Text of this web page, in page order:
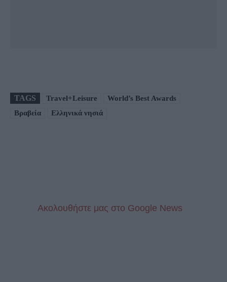
TAGS Travel+Leisure
World’s Best Awards
Βραβεία
Ελληνικά νησιά
Aκολουθήστε μας στo Google News